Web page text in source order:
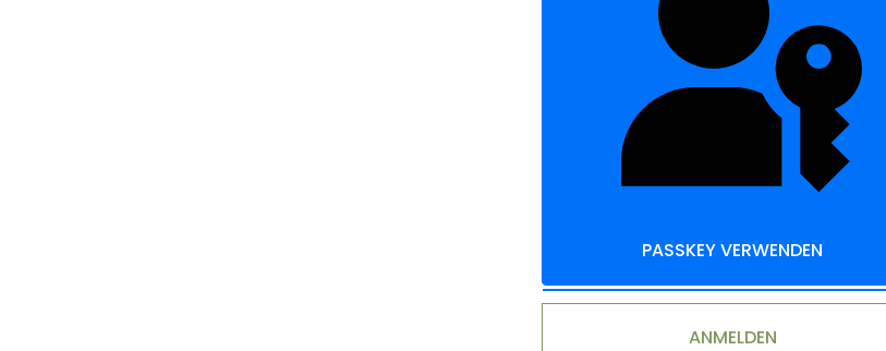
PASSKEY VERWENDEN
ANMELDEN